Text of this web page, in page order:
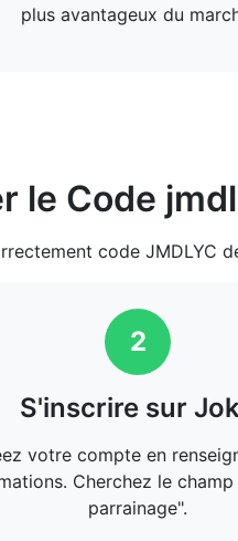
plus avantageux du
le Code
code JMDLYC
2
S'inscrire sur
votre compte en
Cherchez le
parrainage".